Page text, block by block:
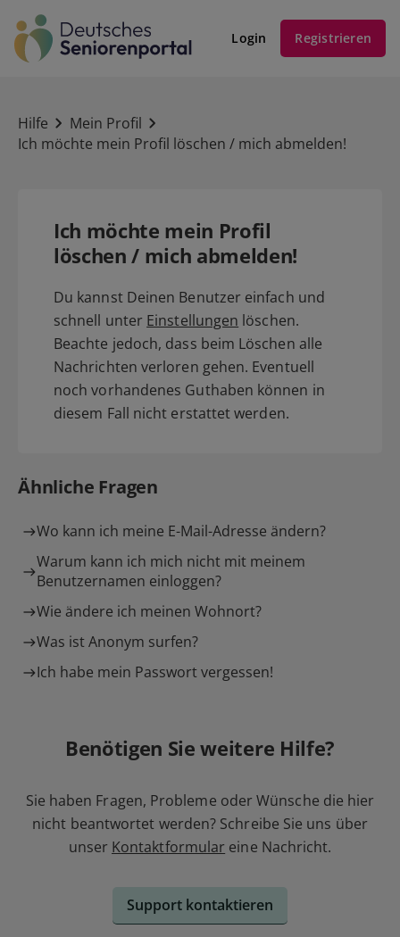
Login Registrieren
Hilfe
Mein Profil
Ich möchte mein Profil löschen / mich abmelden!
Ich möchte mein Profil
löschen / mich abmelden!
Du kannst Deinen Benutzer einfach und
schnell unter Einstellungen löschen.
Beachte jedoch, dass beim Löschen alle
Nachrichten verloren gehen. Eventuell
noch vorhandenes Guthaben können in
diesem Fall nicht erstattet werden.
Ähnliche Fragen
Wo kann ich meine E-Mail-Adresse ändern?
Warum kann ich mich nicht mit meinem
Benutzernamen einloggen?
Wie ändere ich meinen Wohnort?
Was ist Anonym surfen?
Ich habe mein Passwort vergessen!
Benötigen Sie weitere Hilfe?
Sie haben Fragen, Probleme oder Wünsche die hier
nicht beantwortet werden? Schreibe Sie uns über
unser Kontaktformular eine Nachricht.
Support kontaktieren